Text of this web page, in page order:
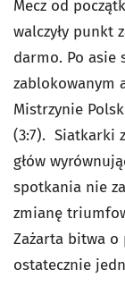
Mecz od
walczyły punkt
darmo. Po asie
zablokowanym
Mistrzynie
(3:7). Siatkarki
głów
spotkania nie
zmianę
Zażarta bitwa o
ostatecznie